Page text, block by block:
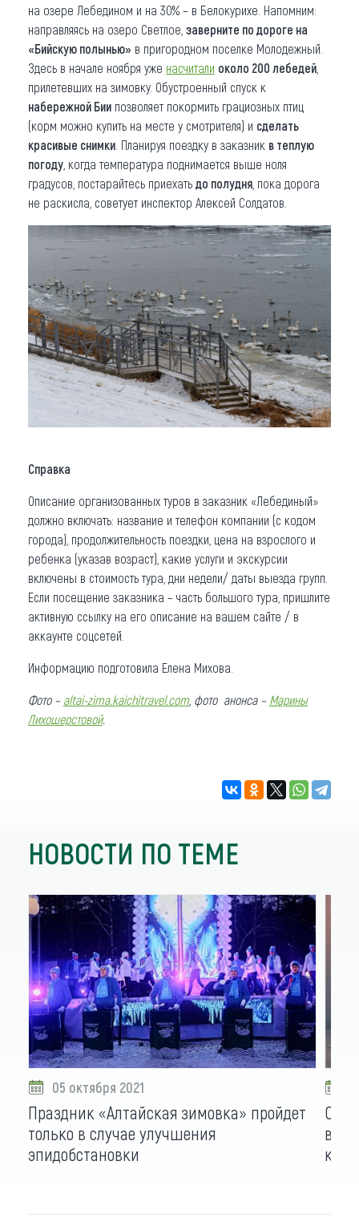
на озере Лебедином и на 30% – в Белокурихе. Напомним:
направляясь на озеро Светлое, заверните по дороге на
«Бийскую полынью» в пригородном поселке Молодежный.
Здесь в начале ноября уже насчитали около 200 лебедей
прилетевших на зимовку. Обустроенный спуск к
набережной Бии позволяет покормить грациозных птиц
(корм можно купить на месте у смотрителя) и сделать
красивые снимки . Планируя поездку в заказник в теплую
погоду , когда температура поднимается выше ноля
градусов, постарайтесь приехать до полудня , пока дорога
не раскисла, советует инспектор Алексей Солдатов.
Справка
Описание организованных туров в заказник «Лебединый»
должно включать: название и телефон компании (с кодом
города), продолжительность поездки, цена на взрослого и
ребенка (указав возраст), какие услуги и экскурсии
включены в стоимость тура, дни недели/ даты выезда групп.
Если посещение заказника – часть большого тура, пришлите
активную ссылку на его описание на вашем сайте / в
аккаунте соцсетей.
Информацию подготовила Елена Михова.
Фото – altai-zima.kaichitravel.com, фото анонса – Марины
Лихошерстовой.
НОВОСТИ ПО ТЕМЕ
05 октября 2021
Праздник «Алтайская зимовка» пройдет
только в случае улучшения
эпидобстановки